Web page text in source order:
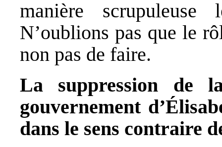
manière
N’oublions pas que le
non pas de faire.
La suppression de
gouvernement
dans le sens contraire